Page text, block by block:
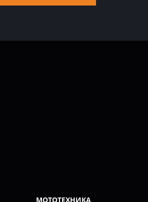
МОТОТЕХНИКА